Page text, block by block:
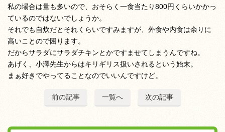
私の場合は量も多いので、おそらく一食当たり800円くらいかかっ
ているのではないでしょうか。
それでも自炊だとそれくらいですみますが、外食や内食は余りに
高いことので困ります。
だからサラダにサラダチキンとかですませてしまうんですね。
あげく、小澤先生からはキリギリス扱いされるという始末。
まぁ好きでやってることなのでいいんですけど。
前の記事 一覧へ 次の記事